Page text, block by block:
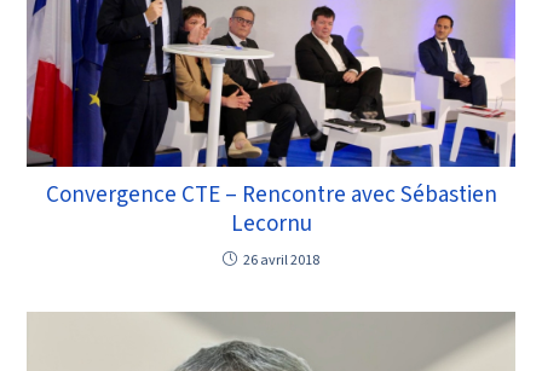
Convergence CTE – Rencontre avec Sébastien
Lecornu
26 avril 2018